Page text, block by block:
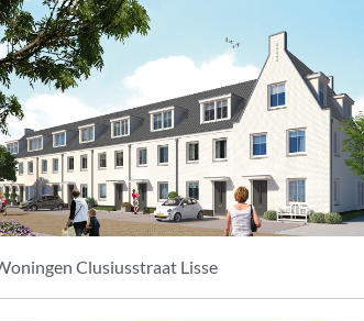
Clusiusstraat Lisse